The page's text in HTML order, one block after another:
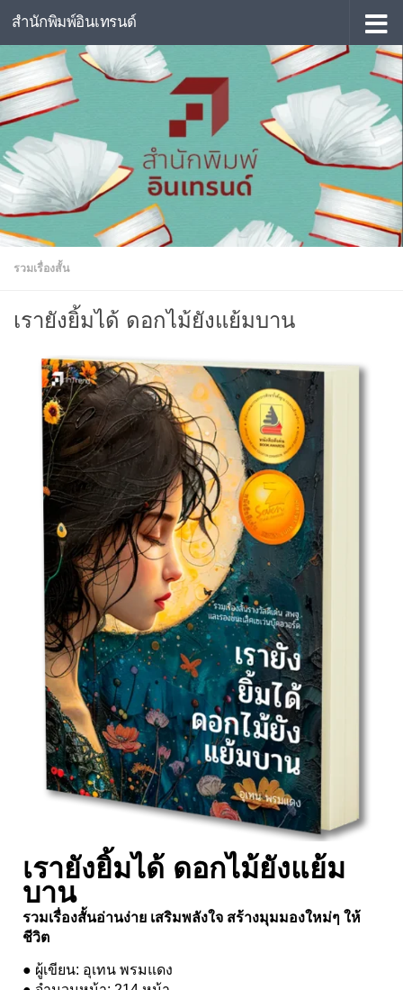
Skip to content
สำนักพิมพ์อินเทรนด์
รวมเรื่องสั้น
เรายังยิ้มได้ ดอกไม้ยังแย้มบาน
เรายังยิ้มได้ ดอกไม้ยังแย้ม
บาน
รวมเรื่องสั้นอ่านง่าย เสริมพลังใจ สร้างมุมมองใหม่ๆ ให้
ชีวิต
● ผู้เขียน: อุเทน พรมแดง